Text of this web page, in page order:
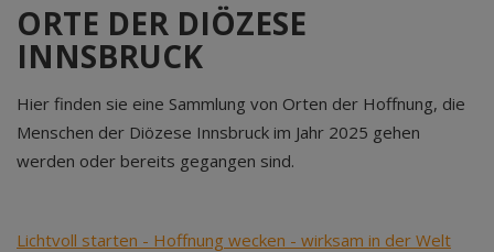
ORTE DER DIÖZESE
INNSBRUCK
Hier finden sie eine Sammlung von Orten der Hoffnung, die
Menschen der Diözese Innsbruck im Jahr 2025 gehen
werden oder bereits gegangen sind.
Lichtvoll starten - Hoffnung wecken - wirksam in der Welt